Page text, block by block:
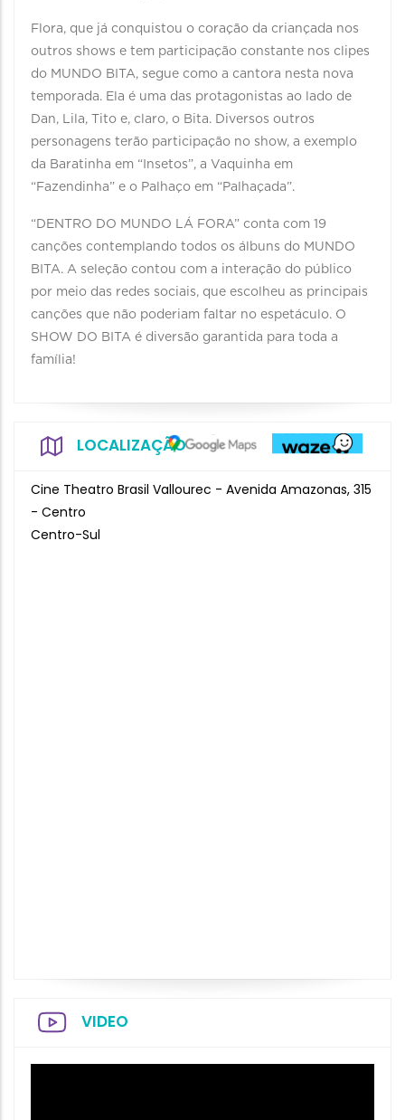
Flora, que já conquistou o coração da criançada nos
outros shows e tem participação constante nos clipes
do MUNDO BITA, segue como a cantora nesta nova
temporada. Ela é uma das protagonistas ao lado de
Dan, Lila, Tito e, claro, o Bita. Diversos outros
personagens terão participação no show, a exemplo
da Baratinha em “Insetos”, a Vaquinha em
“Fazendinha” e o Palhaço em “Palhaçada”.
“DENTRO DO MUNDO LÁ FORA” conta com 19
canções contemplando todos os álbuns do MUNDO
BITA. A seleção contou com a interação do público
por meio das redes sociais, que escolheu as principais
canções que não poderiam faltar no espetáculo. O
SHOW DO BITA é diversão garantida para toda a
família!
LOCALIZAÇÃO
Cine Theatro Brasil Vallourec - Avenida Amazonas, 315
- Centro
Centro-Sul
VIDEO